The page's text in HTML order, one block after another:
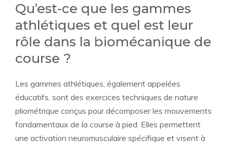
Qu’est-ce que les gammes
athlétiques et quel est leur
rôle dans la biomécanique de
course ?
Les gammes athlétiques, également appelées
éducatifs, sont des exercices techniques de nature
pliométrique conçus pour décomposer les mouvements
fondamentaux de la course à pied. Elles permettent
une activation neuromusculaire spécifique et visent à